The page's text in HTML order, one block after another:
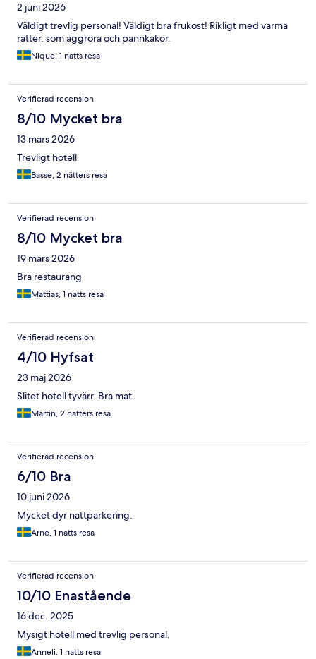
2 juni 2026
Väldigt trevlig personal! Väldigt bra frukost! Rikligt med varma
rätter, som äggröra och pannkakor.
Nique, 1 natts resa
Verifierad recension
8/10 Mycket bra
13 mars 2026
Trevligt hotell
Basse, 2 nätters resa
Verifierad recension
8/10 Mycket bra
19 mars 2026
Bra restaurang
Mattias, 1 natts resa
Verifierad recension
4/10 Hyfsat
23 maj 2026
Slitet hotell tyvärr. Bra mat.
Martin, 2 nätters resa
Verifierad recension
6/10 Bra
10 juni 2026
Mycket dyr nattparkering.
Arne, 1 natts resa
Verifierad recension
10/10 Enastående
16 dec. 2025
Mysigt hotell med trevlig personal.
Anneli, 1 natts resa